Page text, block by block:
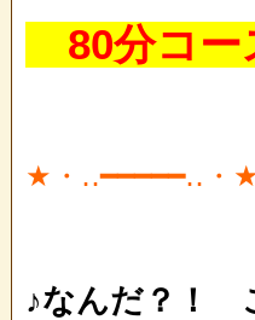
80分コー
★・‥━━━━━‥・
♪なんだ？！